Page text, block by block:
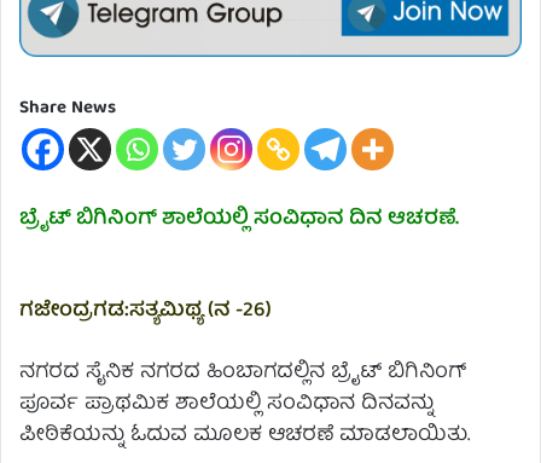
Share News
ಬ್ರೈಟ್ ಬಿಗಿನಿಂಗ್ ಶಾಲೆಯಲ್ಲಿ ಸಂವಿಧಾನ ದಿನ ಆಚರಣೆ.
ಗಜೇಂದ್ರಗಡ:ಸತ್ಯಮಿಥ್ಯ (ನ -26)
ನಗರದ ಸೈನಿಕ ನಗರದ ಹಿಂಬಾಗದಲ್ಲಿನ ಬ್ರೈಟ್ ಬಿಗಿನಿಂಗ್
ಪೂರ್ವ ಪ್ರಾಥಮಿಕ ಶಾಲೆಯಲ್ಲಿ ಸಂವಿಧಾನ ದಿನವನ್ನು
ಪೀಠಿಕೆಯನ್ನು ಓದುವ ಮೂಲಕ ಆಚರಣೆ ಮಾಡಲಾಯಿತು.